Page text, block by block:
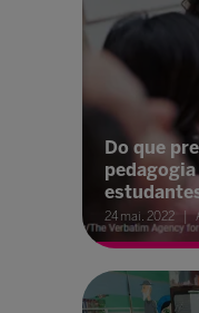
Do que
24 mai. 2022